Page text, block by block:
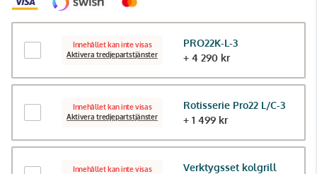
Innehållet kan inte visas
Aktivera tredjepartstjänster
PRO22K-L-3
+ 4 290 kr
Innehållet kan inte visas
Aktivera tredjepartstjänster
Rotisserie Pro22 L/C-3
+ 1 499 kr
Innehållet kan inte visas
Verktygsset kolgrill